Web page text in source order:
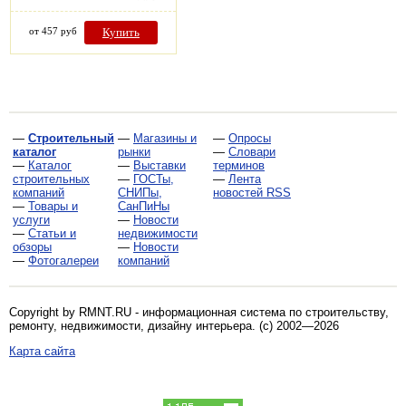
от 457 руб Купить
— Строительный
каталог
— Каталог
строительных
компаний
— Товары и
услуги
— Статьи и
обзоры
— Фотогалереи
— Магазины и
рынки
— Выставки
— ГОСТы,
СНИПы,
СанПиНы
— Новости
недвижимости
— Новости
компаний
— Опросы
— Словари
терминов
— Лента
новостей RSS
Copyright by RMNT.RU - информационная система по строительству,
ремонту, недвижимости, дизайну интерьера. (c) 2002—2026
Карта сайта